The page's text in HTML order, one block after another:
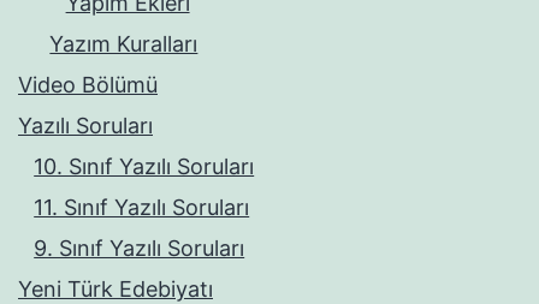
Yazım Kuralları
Video Bölümü
Yazılı Soruları
10. Sınıf Yazılı Soruları
11. Sınıf Yazılı Soruları
9. Sınıf Yazılı Soruları
Yeni Türk Edebiyatı